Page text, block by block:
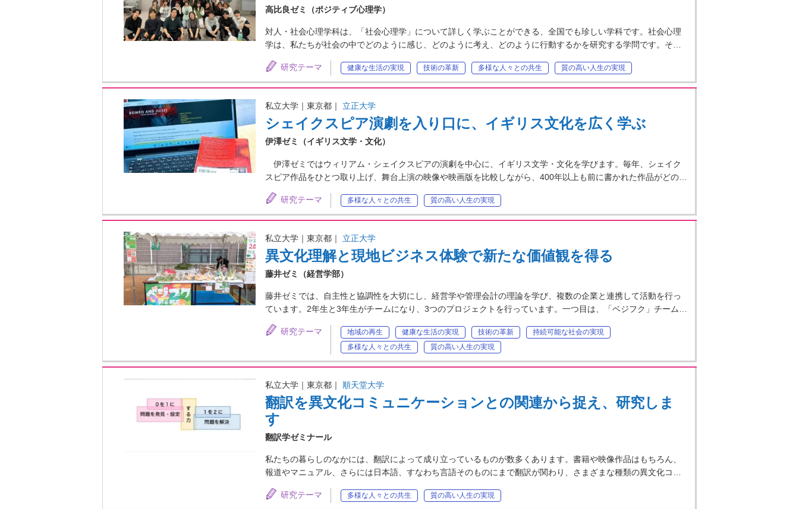
高比良ゼミ（ポジティブ心理学）
対人・社会心理学科は、「社会心理学」について詳しく学ぶことができる、全国でも珍しい学科です。社会心理
学は、私たちが社会の中でどのように感じ、どのように考え、どのように行動するかを研究する学問です。そ…
研究テーマ 健康な生活の実現 技術の革新 多様な人々との共生 質の高い人生の実現
私立大学｜東京都｜ 立正大学
シェイクスピア演劇を入り口に、イギリス文化を広く学ぶ
伊澤ゼミ（イギリス文学・文化）
伊澤ゼミではウィリアム・シェイクスピアの演劇を中心に、イギリス文学・文化を学びます。毎年、シェイク
スピア作品をひとつ取り上げ、舞台上演の映像や映画版を比較しながら、400年以上も前に書かれた作品がどの…
研究テーマ 多様な人々との共生 質の高い人生の実現
私立大学｜東京都｜ 立正大学
異文化理解と現地ビジネス体験で新たな価値観を得る
藤井ゼミ（経営学部）
藤井ゼミでは、自主性と協調性を大切にし、経営学や管理会計の理論を学び、複数の企業と連携して活動を行っ
ています。2年生と3年生がチームになり、3つのプロジェクトを行っています。一つ目は、「ベジフク」チーム…
研究テーマ 地域の再生 健康な生活の実現 技術の革新
持続可能な社会の実現
多様な人々との共生
質の高い人生の実現
私立大学｜東京都｜ 順天堂大学
翻訳を異文化コミュニケーションとの関連から捉え、研究しま
す
翻訳学ゼミナール
私たちの暮らしのなかには、翻訳によって成り立っているものが数多くあります。書籍や映像作品はもちろん、
報道やマニュアル、さらには日本語、すなわち言語そのものにまで翻訳が関わり、さまざまな種類の異文化コ…
研究テーマ 多様な人々との共生 質の高い人生の実現